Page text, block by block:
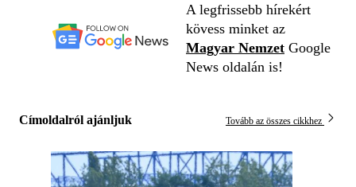
A legfrissebb hírekért
kövess minket az
Magyar Nemzet Google
News oldalán is!
Címoldalról ajánljuk Tovább az összes cikkhez